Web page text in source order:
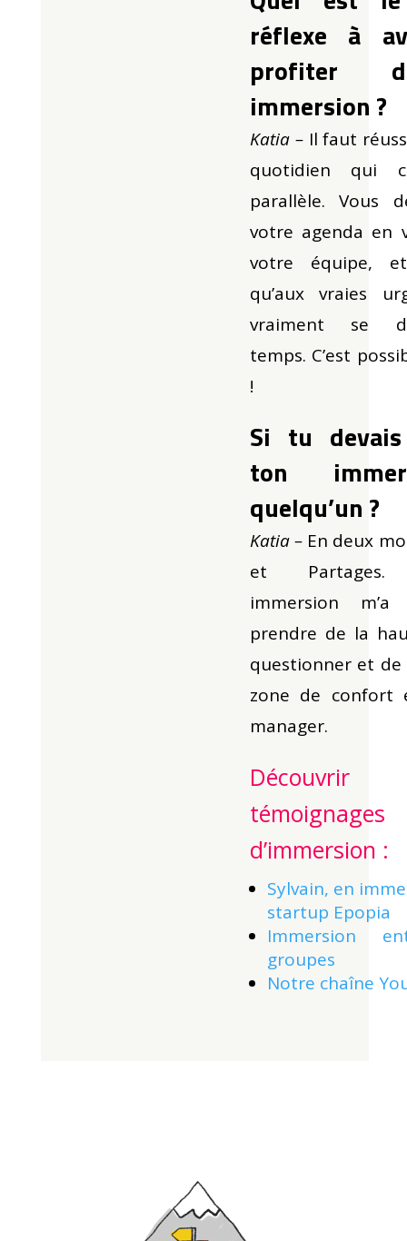
réflexe à
profiter
immersion ?
Katia – Il faut
quotidien qui
parallèle.Vous
votre agenda en
votre équipe,
qu’aux vraies
vraiment se
temps. C’est
!
Si tu
ton
quelqu’un ?
Katia – En deux
et
immersion m’a
prendre de la
questionner et
zone de confort
manager.
Découvrir
témoignages
d’immersion :
Sylvain, en
startup Epopia
Immersion
groupes
Notre chaîne